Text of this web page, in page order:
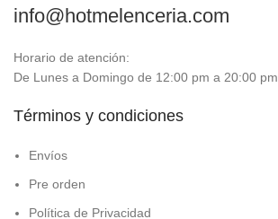
info@hotmelenceria.com
Horario de atención:
De Lunes a Domingo de 12:00 pm a 20:00 pm
Términos y condiciones
Envíos
Pre orden
Política de Privacidad